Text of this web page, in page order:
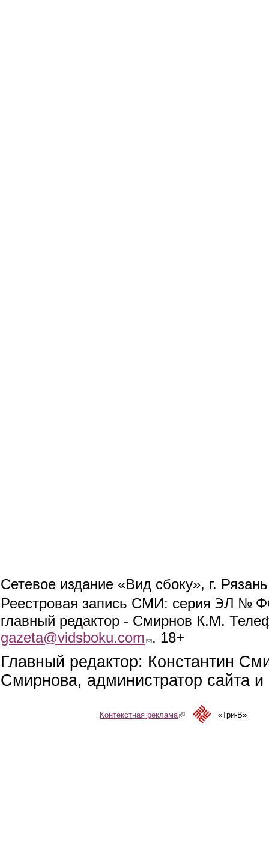
Сетевое издание «Вид сбоку», г.
Реестровая запись СМИ: серия ЭЛ №
главный редактор - Смирнов К.М.
gazeta@vidsboku.com (link sends e-mail)
. 18+
Главный редактор: Константин
Смирнова, администратор сайта
Контекстная реклама(link is external)«Три-В»